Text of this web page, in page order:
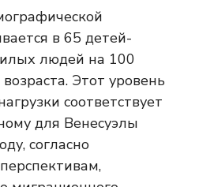
в 65 детей-
людей на 100
Этот уровень
соответствует
для Венесуэлы
согласно